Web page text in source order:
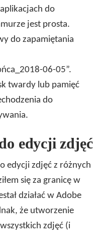
do
jest prosta.
do zapamiętania
06-05”.
twardy lub pamięć
do
edycji zdjęć
edycji zdjęć z różnych
się za granicę w
działać w Adobe
że utworzenie
zdjęć (i